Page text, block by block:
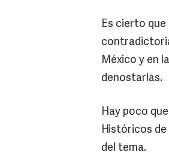
Es cierto
México y en
denostarlas.
Hay poco
Históricos de
del tema.